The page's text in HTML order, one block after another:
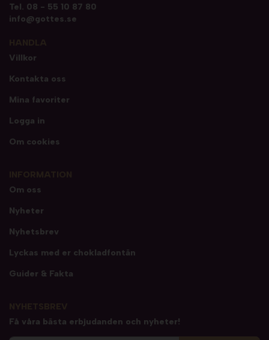
Tel. 08 - 55 10 87 80
info@gottes.se
Villkor
Kontakta oss
Mina favoriter
Logga in
Om cookies
Om oss
Nyheter
Nyhetsbrev
Lyckas med er chokladfontän
Guider & Fakta
Få våra bästa erbjudanden och nyheter!